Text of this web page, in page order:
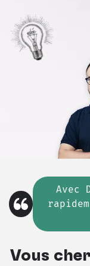
Avec
Vous